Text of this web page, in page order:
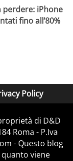
perdere: iPhone
fino all’80%
Policy
di D&D
Roma - P.Iva
- Questo blog
viene